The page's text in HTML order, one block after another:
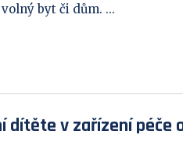
byt či dům. ...
dítěte v zařízení péče